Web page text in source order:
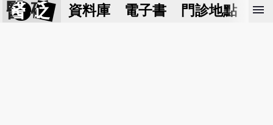
醫 砭 資料庫 電子書 門診地點 預
menu